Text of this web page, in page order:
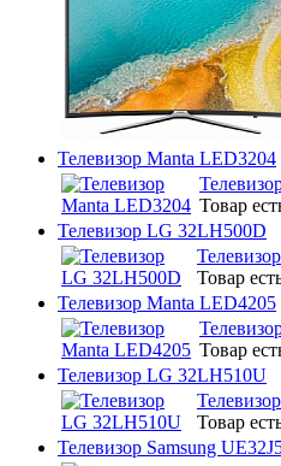
Телевизор Manta LED3204
Товар
Телевизор LG 32LH500D
Товар
Телевизор Manta LED4205
Товар
Телевизор LG 32LH510U
Товар
Телевизор Samsung